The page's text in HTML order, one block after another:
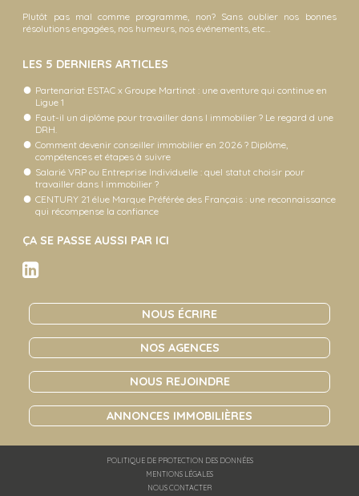
Plutôt pas mal comme programme, non? Sans oublier nos bonnes
résolutions engagées, nos humeurs, nos événements, etc…
LES 5 DERNIERS ARTICLES
Partenariat ESTAC x Groupe Martinot : une aventure qui continue en
Ligue 1
Faut-il un diplôme pour travailler dans l immobilier ? Le regard d une
DRH.
Comment devenir conseiller immobilier en 2026 ? Diplôme,
compétences et étapes à suivre
Salarié VRP ou Entreprise Individuelle : quel statut choisir pour
travailler dans l immobilier ?
CENTURY 21 élue Marque Préférée des Français : une reconnaissance
qui récompense la confiance
ÇA SE PASSE AUSSI PAR ICI
NOUS ÉCRIRE
NOS AGENCES
NOUS REJOINDRE
ANNONCES IMMOBILIÈRES
POLITIQUE DE PROTECTION DES DONNÉES
MENTIONS LÉGALES
NOUS CONTACTER